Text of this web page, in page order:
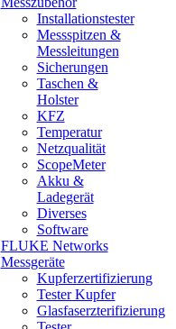
Installationstester
Messspitzen &
Messleitungen
Sicherungen
Taschen &
Holster
KFZ
Temperatur
Netzqualität
ScopeMeter
Akku &
Ladegerät
Diverses
Software
FLUKE Networks
Messgeräte
Kupferzertifizierung
Tester Kupfer
Glasfaserzterifizierung